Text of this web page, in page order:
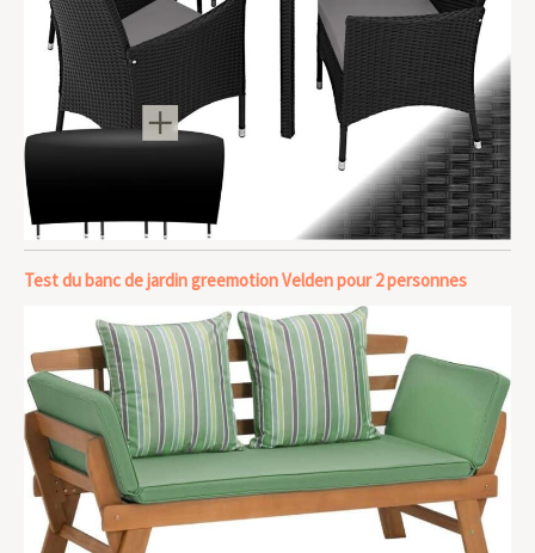
Test du banc de jardin greemotion Velden pour 2 personnes